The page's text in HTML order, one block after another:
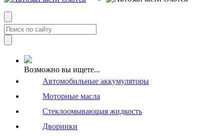
Возможно вы ищете...
Автомобильные аккумуляторы
Моторные масла
Стеклоомывающая жидкость
Дворники